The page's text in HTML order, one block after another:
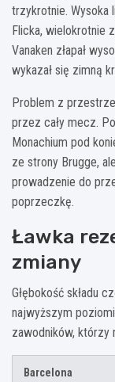
trzykrotnie. Wysoka
Flicka, wielokrotnie
Vanaken złapał
wykazał się zimną
Problem z
przez cały mecz.
Monachium pod
ze strony Brugge,
prowadzenie do
poprzeczkę.
Ławka
zmiany
Głębokość składu
najwyższym
zawodników, którzy
Barcelona